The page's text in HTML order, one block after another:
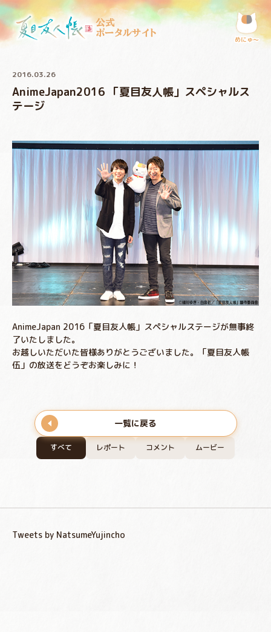
公式
ポータルサイト
めにゅ〜
すべて レポート コメント ムービー
2016.03.26
AnimeJapan2016 「夏目友人帳」スペシャルス
テージ
AnimeJapan 2016「夏目友人帳」スペシャルステージが無事終
了いたしました。
お越しいただいた皆様ありがとうございました。「夏目友人帳
伍」の放送をどうぞお楽しみに！
一覧に戻る
Tweets by NatsumeYujincho